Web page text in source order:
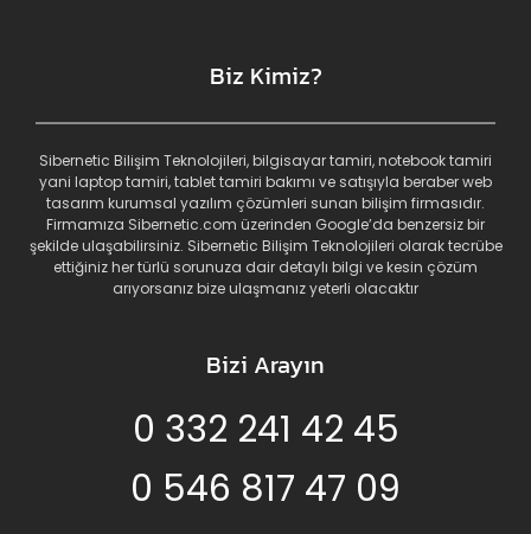
Biz Kimiz?
Sibernetic Bilişim Teknolojileri, bilgisayar tamiri, notebook tamiri
yani laptop tamiri, tablet tamiri bakımı ve satışıyla beraber web
tasarım kurumsal yazılım çözümleri sunan bilişim firmasıdır.
Firmamıza Sibernetic.com üzerinden Google’da benzersiz bir
şekilde ulaşabilirsiniz. Sibernetic Bilişim Teknolojileri olarak tecrübe
ettiğiniz her türlü sorunuza dair detaylı bilgi ve kesin çözüm
arıyorsanız bize ulaşmanız yeterli olacaktır
Bizi Arayın
0 332 241 42 45
0 546 817 47 09